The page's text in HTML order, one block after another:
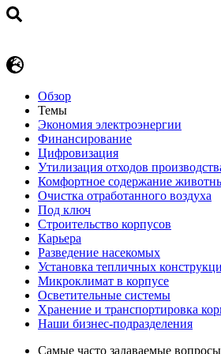
Обзор
Темы
Экономия электроэнергии
Финансирование
Цифровизация
Утилизация отходов
Комфортное содержание
Очистка отработанного воздуха
Под ключ
Строительство корпусов
Карьера
Разведение насекомых
Установка тепличных
Микроклимат в корпусе
Осветительные системы
Хранение и транспортировка
Наши бизнес-подразделения
Самые часто задаваемые